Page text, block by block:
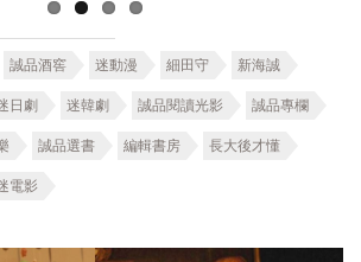
誠品酒窖 迷動漫 細田守 新海誠
日劇 迷韓劇 誠品閱讀光影 誠品專欄
誠品選書 編輯書房 長大後才懂
電影